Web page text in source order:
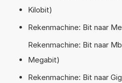
Kilobit)
Rekenmachine: Bit naar
Rekenmachine: Bit naar
Megabit)
Rekenmachine: Bit naar